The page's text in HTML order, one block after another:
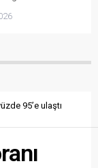
amacıyla 22
Tamamlanan
yerini
95’e ulaştı